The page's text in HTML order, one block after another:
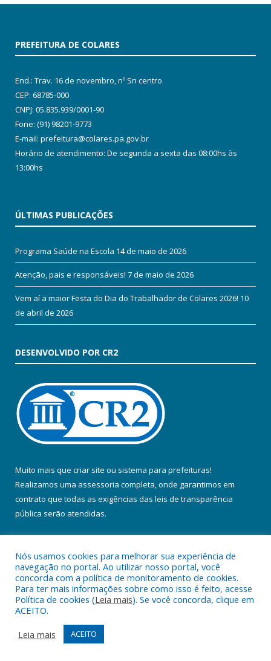
PREFEITURA DE COLARES
End.: Trav. 16 de novembro, nº Sn centro
CEP: 68785-000
CNPJ: 05.835.939/0001-90
Fone: (91) 98201-9773
E-mail: prefeitura@colares.pa.gov.br
Horário de atendimento: De segunda a sexta das 08:00hs às
13:00hs
ÚLTIMAS PUBLICAÇÕES
Programa Saúde na Escola 14 de maio de 2026
Atenção, pais e responsáveis! 7 de maio de 2026
Vem aí a maior Festa do Dia do Trabalhador de Colares 2026! 10
de abril de 2026
DESENVOLVIDO POR CR2
Muito mais que criar site ou sistema para prefeituras!
Realizamos uma assessoria completa, onde garantimos em
contrato que todas as exigências das leis de transparência
pública serão atendidas.
Todos os direitos reservados a Prefeitura Municipal de Colares.
Mapa do Site
Acessar Área Administrativa
Acessar Webmail
Nós usamos cookies para melhorar sua experiência de
navegação no portal. Ao utilizar nosso portal, você
concorda com a política de monitoramento de cookies.
Para ter mais informações sobre como isso é feito, acesse
Política de cookies (Leia mais). Se você concorda, clique em
ACEITO.
Leia mais
ACEITO